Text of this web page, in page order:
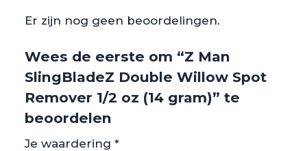
Er zijn nog geen beoordelingen.
Wees de eerste om “Z Man
SlingBladeZ Double Willow Spot
Remover 1/2 oz (14 gram)” te
beoordelen
Je waardering *